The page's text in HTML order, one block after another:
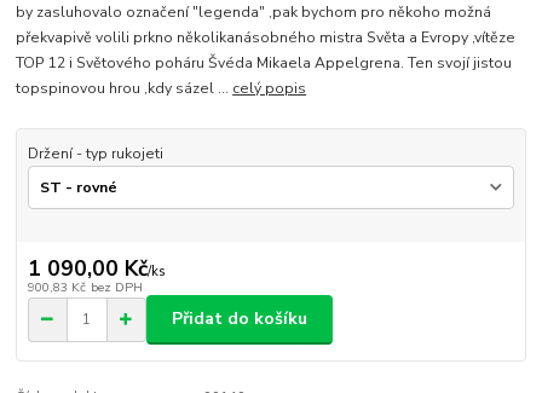
by zasluhovalo označení "legenda" ,pak bychom pro někoho možná
překvapivě volili prkno několikanásobného mistra Světa a Evropy ,vítěze
TOP 12 i Světového poháru Švéda Mikaela Appelgrena. Ten svojí jistou
topspinovou hrou ,kdy sázel ... celý popis
Držení - typ rukojeti
1 090,00 Kč/ks
900,83 Kč bez DPH
Přidat do košíku